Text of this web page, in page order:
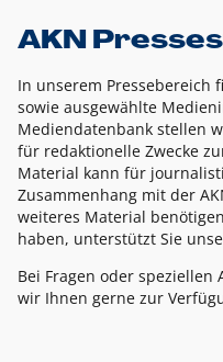
AKN
In unserem Pressebereich
sowie ausgewählte
Mediendatenbank stellen
für redaktionelle Zwecke
Material kann für
Zusammenhang mit der
weiteres Material
haben, unterstützt Sie
Bei Fragen oder
wir Ihnen gerne zur